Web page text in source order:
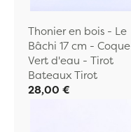
Thonier en bois - Le
Bâchi 17 cm - Coque
Vert d'eau - Tirot
Bateaux Tirot
28,00 €